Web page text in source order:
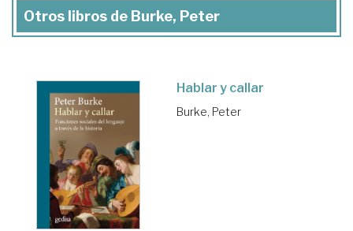
Otros libros de Burke, Peter
Hablar y callar
Burke, Peter